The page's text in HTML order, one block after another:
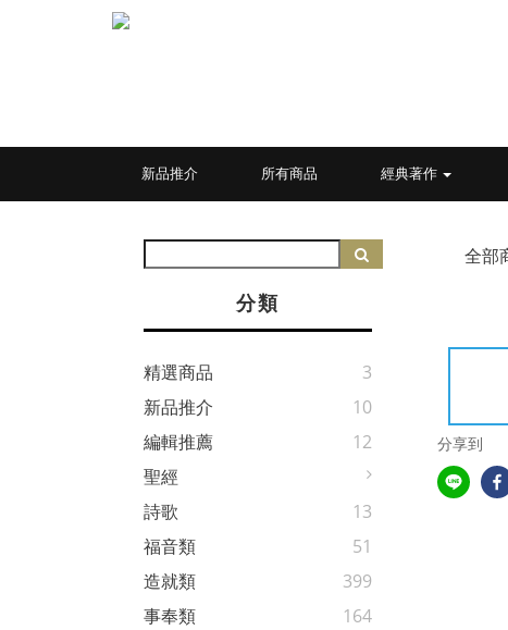
新品推介 所有商品 經典著作
分類
精選商品
3
新品推介
10
編輯推薦
12
聖經
詩歌
13
福音類
51
造就類
399
事奉類
164
全部
分享到